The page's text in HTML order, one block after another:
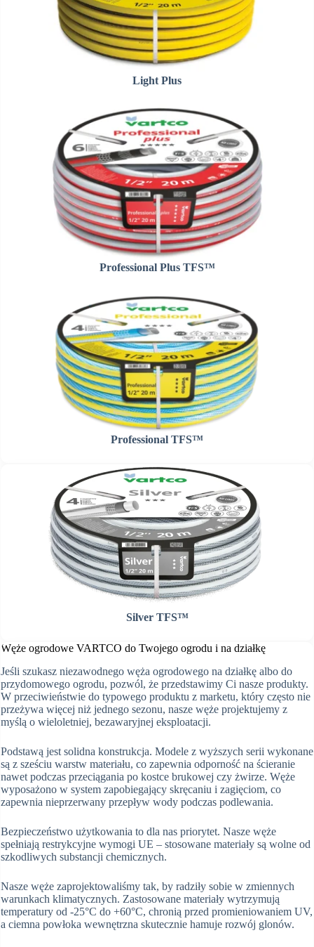
Light Plus
Professional Plus TFS™
Professional TFS™
Silver TFS™
Węże ogrodowe VARTCO do Twojego ogrodu i na działkę
Jeśli szukasz niezawodnego węża ogrodowego na działkę albo do
przydomowego ogrodu, pozwól, że przedstawimy Ci nasze produkty.
W przeciwieństwie do typowego produktu z marketu, który często nie
przeżywa więcej niż jednego sezonu, nasze węże projektujemy z
myślą o wieloletniej, bezawaryjnej eksploatacji.
Podstawą jest solidna konstrukcja. Modele z wyższych serii wykonane
są z sześciu warstw materiału, co zapewnia odporność na ścieranie
nawet podczas przeciągania po kostce brukowej czy żwirze. Węże
wyposażono w system zapobiegający skręcaniu i zagięciom, co
zapewnia nieprzerwany przepływ wody podczas podlewania.
Bezpieczeństwo użytkowania to dla nas priorytet. Nasze węże
spełniają restrykcyjne wymogi UE – stosowane materiały są wolne od
szkodliwych substancji chemicznych.
Nasze węże zaprojektowaliśmy tak, by radziły sobie w zmiennych
warunkach klimatycznych. Zastosowane materiały wytrzymują
temperatury od -25°C do +60°C, chronią przed promieniowaniem UV,
a ciemna powłoka wewnętrzna skutecznie hamuje rozwój glonów.